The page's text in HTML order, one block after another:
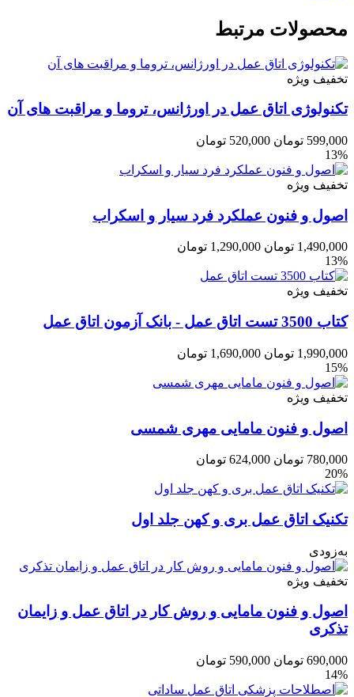
محصولات مرتبط
تخفیف ویژه
تکنولوژی اتاق عمل در اورژانس، تروما و مراقبت های آن
599,000 تومان 520,000 تومان
13%
تخفیف ویژه
اصول و فنون عملکرد فرد سیار و اسکراب
1,490,000 تومان 1,290,000 تومان
13%
تخفیف ویژه
کتاب 3500 تست اتاق عمل - بانک آزمون اتاق عمل
1,990,000 تومان 1,690,000 تومان
15%
تخفیف ویژه
اصول و فنون مامایی مهری شمسی
780,000 تومان 624,000 تومان
20%
تکنیک اتاق عمل بری و کهن جلد اول
به‌زودی
تخفیف ویژه
اصول و فنون مامایی و روش کار در اتاق عمل و زایمان
تذکری
690,000 تومان 590,000 تومان
14%